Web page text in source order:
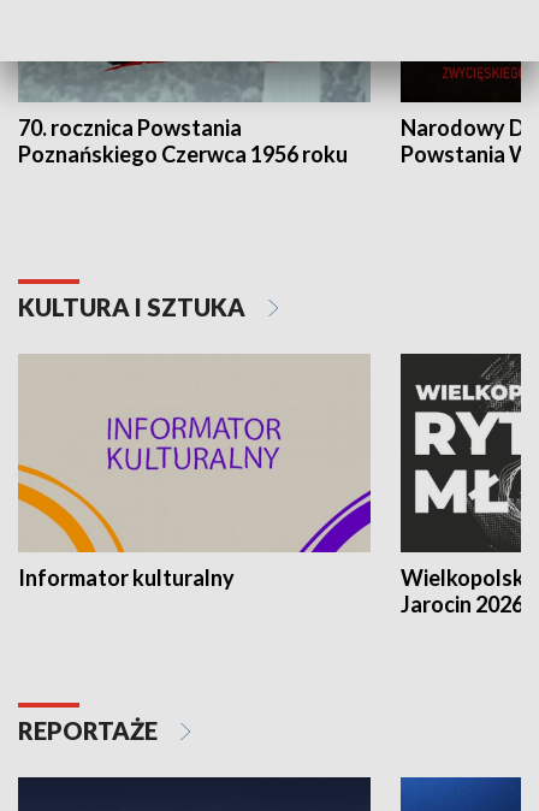
70. rocznica Powstania
Poznańskiego Czerwca 1956 roku
Narodowy
Powstania
KULTURA I SZTUKA
Informator kulturalny
Jarocin 2026
REPORTAŻE